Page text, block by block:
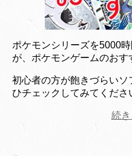
ポケモンシリーズを5000
が、ポケモンゲームのおす
初心者の方が飽きづらい
ひチェックしてみてくださ
続